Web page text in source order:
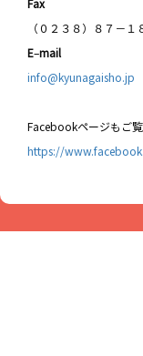
Fax
（０２３８）８７－１
E–mail
info@kyunagaisho.jp
Facebookページもご
https://